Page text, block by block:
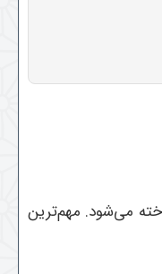
می‌شود. مهم‌ترین